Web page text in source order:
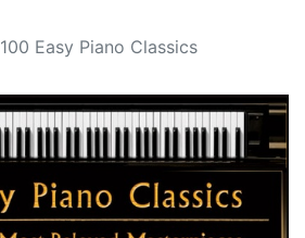
100 Easy Piano Classics